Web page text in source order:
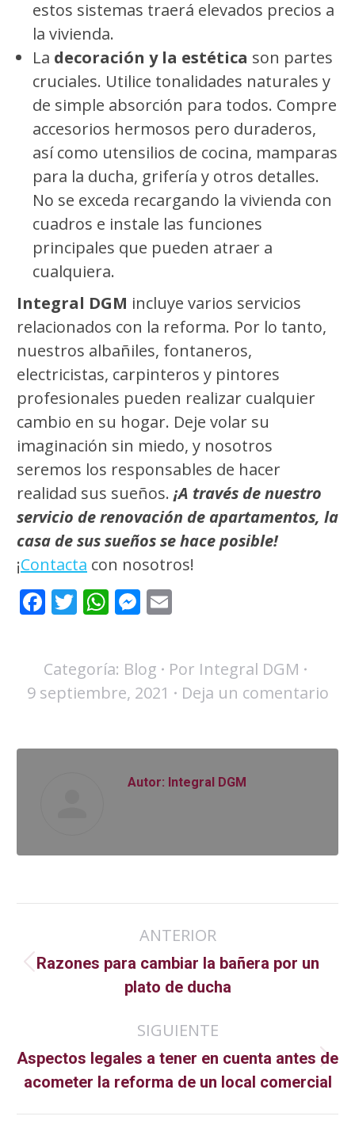
estos sistemas traerá elevados precios a
la vivienda.
La decoración y la estética son partes
cruciales. Utilice tonalidades naturales y
de simple absorción para todos. Compre
accesorios hermosos pero duraderos,
así como utensilios de cocina, mamparas
para la ducha, grifería y otros detalles.
No se exceda recargando la vivienda con
cuadros e instale las funciones
principales que pueden atraer a
cualquiera.
Integral DGM incluye varios servicios
relacionados con la reforma. Por lo tanto,
nuestros albañiles, fontaneros,
electricistas, carpinteros y pintores
profesionales pueden realizar cualquier
cambio en su hogar. Deje volar su
imaginación sin miedo, y nosotros
seremos los responsables de hacer
realidad sus sueños. ¡A través de nuestro
servicio de renovación de apartamentos, la
casa de sus sueños se hace posible!
¡Contacta con nosotros!
Facebook
Twitter
WhatsApp
Messenger
Categoría: Blog Por Integral DGM
9 septiembre, 2021
Deja un comentario
Autor: Integral DGM
entre
publicaciones
ANTERIOR
Publicación
anterior:
Razones para cambiar la bañera por un
plato de ducha
SIGUIENTE
Publicación
siguiente:
Aspectos legales a tener en cuenta antes de
acometer la reforma de un local comercial